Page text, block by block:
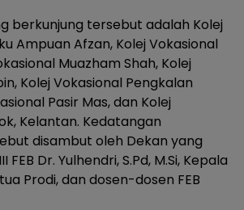
berkunjung tersebut adalah Kolej
Ampuan Afzan, Kolej Vokasional
Muazham Shah, Kolej
Kolej Vokasional Pengkalan
Pasir Mas, dan Kolej
Kelantan. Kedatangan
disambut oleh Dekan yang
FEB Dr. Yulhendri, S.Pd, M.Si, Kepala
Prodi, dan dosen-dosen FEB